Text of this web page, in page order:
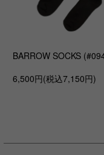
BARROW SOCKS
6,500円(税込7,150円)